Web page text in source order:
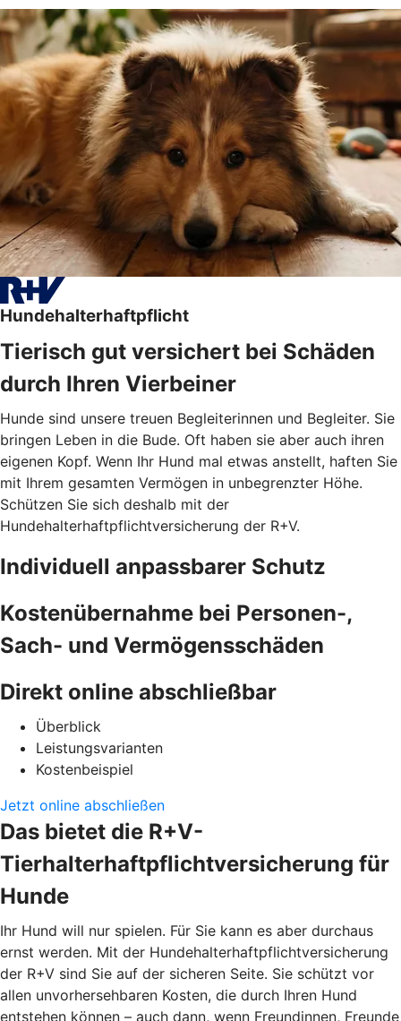
Hundehalterhaftpflicht
Tierisch gut versichert bei Schäden
durch Ihren Vierbeiner
Hunde sind unsere treuen Begleiterinnen und Begleiter. Sie
bringen Leben in die Bude. Oft haben sie aber auch ihren
eigenen Kopf. Wenn Ihr Hund mal etwas anstellt, haften Sie
mit Ihrem gesamten Vermögen in unbegrenzter Höhe.
Schützen Sie sich deshalb mit der
Hundehalterhaftpflichtversicherung der R+V.
Individuell anpassbarer Schutz
Kostenübernahme bei Personen-,
Sach- und Vermögensschäden
Direkt online abschließbar
Überblick
Leistungsvarianten
Kostenbeispiel
Jetzt online abschließen
Das bietet die R+V-
Tierhalterhaftpflichtversicherung für
Hunde
Ihr Hund will nur spielen. Für Sie kann es aber durchaus
ernst werden. Mit der Hundehalterhaftpflichtversicherung
der R+V sind Sie auf der sicheren Seite. Sie schützt vor
allen unvorhersehbaren Kosten, die durch Ihren Hund
entstehen können – auch dann, wenn Freundinnen, Freunde